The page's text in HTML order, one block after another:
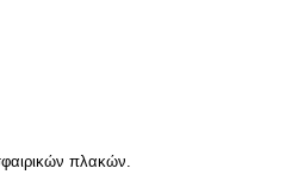
πλακών.